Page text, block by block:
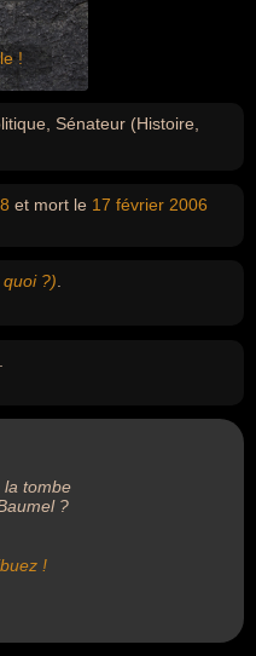
!
Sénateur (Histoire,
et mort le 17 février 2006
?)
la tombe
?
!